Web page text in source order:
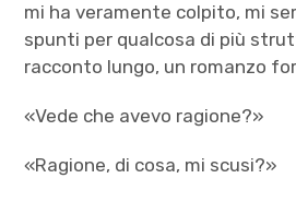
mi ha veramente colpito, mi
spunti per qualcosa di più
racconto lungo, un romanzo
«Vede che avevo ragione?»
«Ragione, di cosa, mi scusi?»